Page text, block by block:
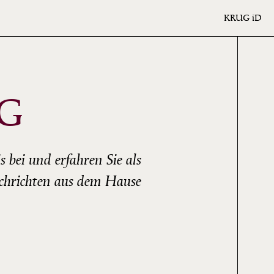
KRUG iD
bei und erfahren Sie als
aus dem Hause